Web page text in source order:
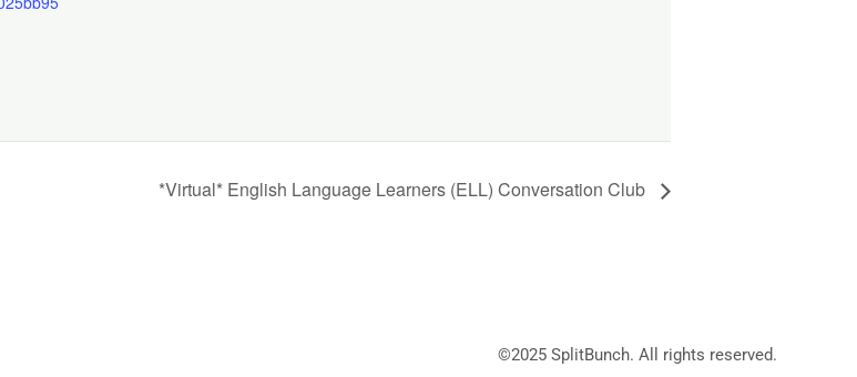
*Virtual* English Language Learners (ELL) Conversation Club
©2025 SplitBunch. All rights reserved.